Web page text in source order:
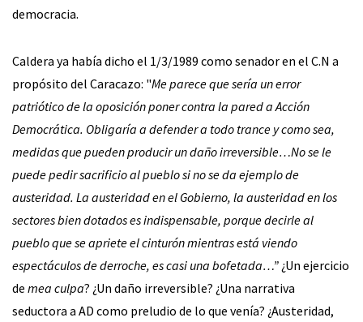
democracia.
Caldera ya había dicho el 1/3/1989 como senador en el C.N a
propósito del Caracazo: "Me parece que sería un error
patriótico de la oposición poner contra la pared a Acción
Democrática. Obligaría a defender a todo trance y como sea,
medidas que pueden producir un daño irreversible…No se le
puede pedir sacrificio al pueblo si no se da ejemplo de
austeridad. La austeridad en el Gobierno, la austeridad en los
sectores bien dotados es indispensable, porque decirle al
pueblo que se apriete el cinturón mientras está viendo
espectáculos de derroche, es casi una bofetada…” ¿Un ejercicio
de mea culpa? ¿Un daño irreversible? ¿Una narrativa
seductora a AD como preludio de lo que venía? ¿Austeridad,